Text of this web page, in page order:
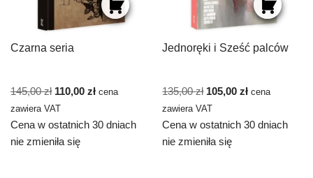
Czarna seria
145,00zł 110,00 zł cena
zawiera VAT
Cena w ostatnich 30 dniach
nie zmieniła się
Jednoręki i Sześć palców
135,00zł 105,00zł cena
zawiera VAT
Cena w ostatnich 30 dniach
nie zmieniła się